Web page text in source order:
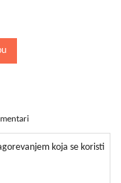
koja se koristi